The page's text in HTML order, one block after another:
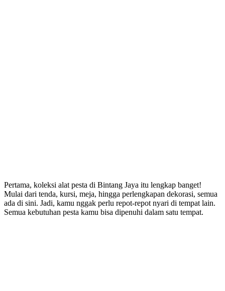
Pertama, koleksi alat pesta di Bintang Jaya itu lengkap banget!
Mulai dari tenda, kursi, meja, hingga perlengkapan dekorasi, semua
ada di sini. Jadi, kamu nggak perlu repot-repot nyari di tempat lain.
Semua kebutuhan pesta kamu bisa dipenuhi dalam satu tempat.